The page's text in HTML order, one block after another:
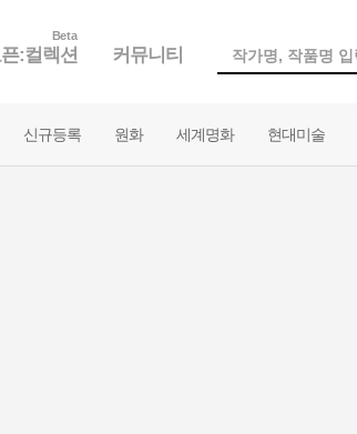
Beta
:컬렉션 커뮤니티
신규등록 원화 세계명화 현대미술